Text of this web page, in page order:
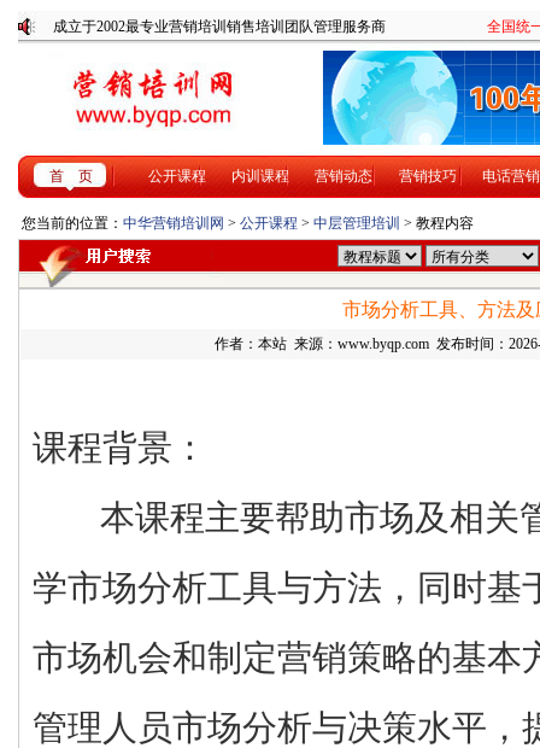
成立于2002最专业营销培训销售培训团队管理服务商 全国统
首 页 公开课程 内训课程 营销动态 营销技巧 电话营销
您当前的位置： 中华营销培训网 > 公开课程 > 中层管理培训 > 教程内容
市场分析工具、方法及
作者：本站 来源：www.byqp.com 发布时间：
课程背景：
本课程主要帮助市场及相关
学市场分析工具与方法，同时基
市场机会和制定营销策略的基本
管理人员市场分析与决策水平，